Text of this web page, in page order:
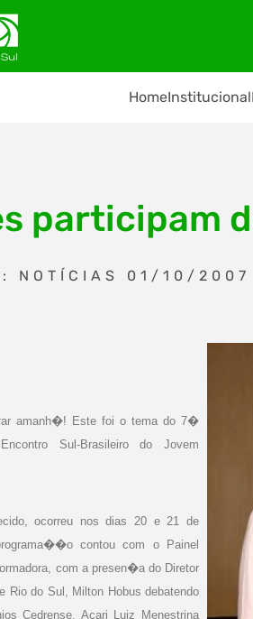
HomeInstitucional
participam
NOTÍCIAS 01/10/2007
amanh�! Este foi o tema do 7�
Sul-Brasileiro do Jovem
ocorreu nos dias 20 e 21 de
contou com o Painel
com a presen�a do Diretor
Rio do Sul, Milton Hobus debatendo
Cedrense, Acari Luiz Menestrina